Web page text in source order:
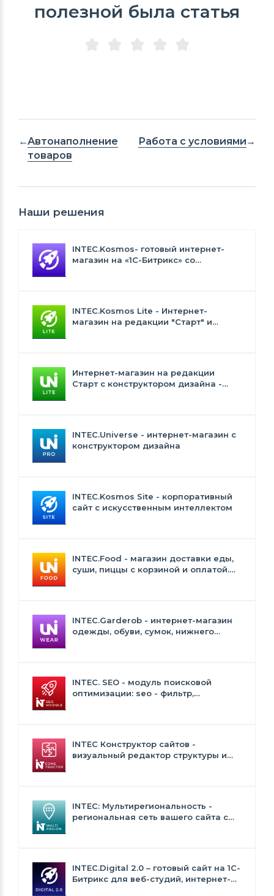
полезной была статья
Автонаполнение
товаров
Работа с условиями
Наши решения
INTEC.Kosmos- готовый интернет-
магазин на «1С-Битрикс» со
INTEC.Kosmos Lite - Интернет-
магазин на редакции "Старт" и
Интернет-магазин на редакции
Старт с конструктором дизайна -
INTEC.Universe - интернет-магазин с
конструктором дизайна
INTEC.Kosmos Site - корпоративный
сайт с искусственным интеллектом
INTEC.Food - магазин доставки еды,
суши, пиццы с корзиной и оплатой.
INTEC.Garderob - интернет-магазин
одежды, обуви, сумок, нижнего
INTEC. SEO - модуль поисковой
оптимизации: seo - фильтр,
INTEC Конструктор сайтов -
визуальный редактор структуры и
INTEC: Мультирегиональность -
региональная сеть вашего сайта с
INTEC.Digital 2.0 – готовый сайт на 1C-
Битрикс для веб-студий, интернет-